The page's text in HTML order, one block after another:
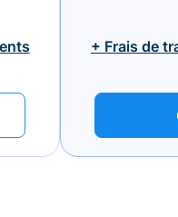
+ Frais de